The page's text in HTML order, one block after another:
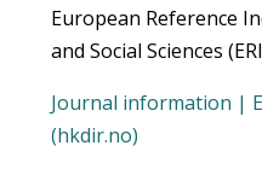
European Reference
and Social Sciences
Journal information |
(hkdir.no)